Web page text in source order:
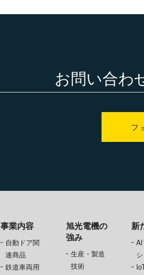
お問い合わ
フ
事業内容
自動ドア関
連商品
鉄道車両用
旭光電機の
強み
生産・製造
技術
新